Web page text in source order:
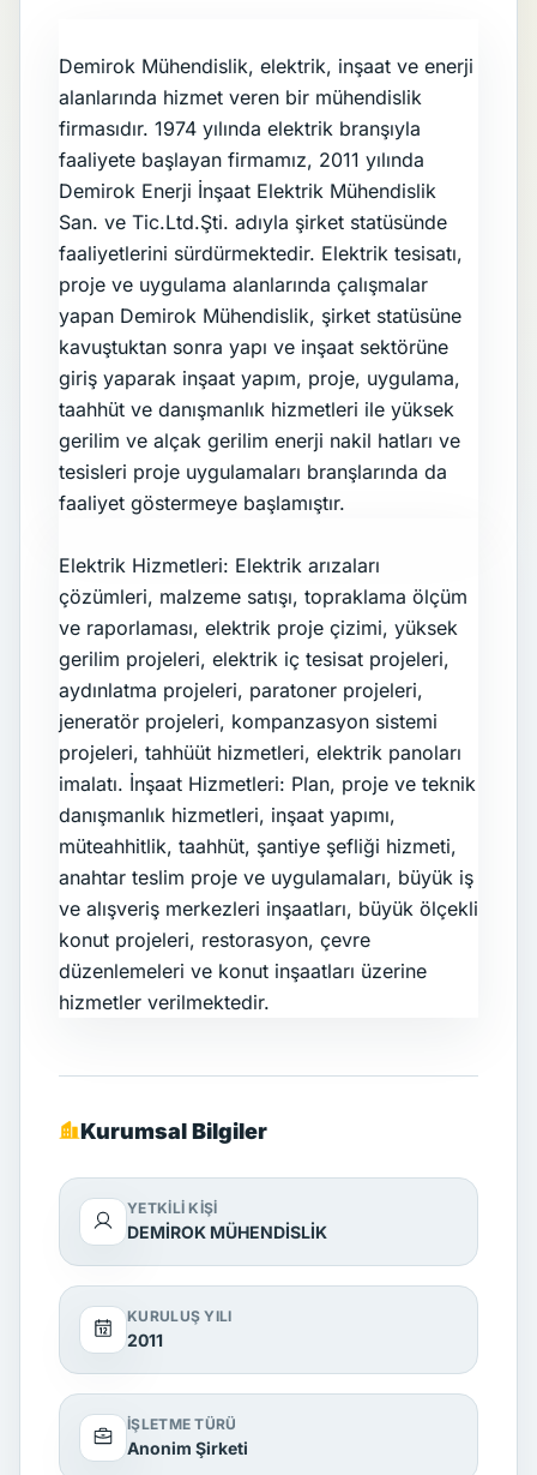
Demirok Mühendislik, elektrik, inşaat ve enerji
alanlarında hizmet veren bir mühendislik
firmasıdır. 1974 yılında elektrik branşıyla
faaliyete başlayan firmamız, 2011 yılında
Demirok Enerji İnşaat Elektrik Mühendislik
San. ve Tic.Ltd.Şti. adıyla şirket statüsünde
faaliyetlerini sürdürmektedir. Elektrik tesisatı,
proje ve uygulama alanlarında çalışmalar
yapan Demirok Mühendislik, şirket statüsüne
kavuştuktan sonra yapı ve inşaat sektörüne
giriş yaparak inşaat yapım, proje, uygulama,
taahhüt ve danışmanlık hizmetleri ile yüksek
gerilim ve alçak gerilim enerji nakil hatları ve
tesisleri proje uygulamaları branşlarında da
faaliyet göstermeye başlamıştır.
Elektrik Hizmetleri: Elektrik arızaları
çözümleri, malzeme satışı, topraklama ölçüm
ve raporlaması, elektrik proje çizimi, yüksek
gerilim projeleri, elektrik iç tesisat projeleri,
aydınlatma projeleri, paratoner projeleri,
jeneratör projeleri, kompanzasyon sistemi
projeleri, tahhüüt hizmetleri, elektrik panoları
imalatı. İnşaat Hizmetleri: Plan, proje ve teknik
danışmanlık hizmetleri, inşaat yapımı,
müteahhitlik, taahhüt, şantiye şefliği hizmeti,
anahtar teslim proje ve uygulamaları, büyük iş
ve alışveriş merkezleri inşaatları, büyük ölçekli
konut projeleri, restorasyon, çevre
düzenlemeleri ve konut inşaatları üzerine
hizmetler verilmektedir.
Kurumsal Bilgiler
YETKILI KIŞI
DEMİROK MÜHENDİSLİK
KURULUŞ YILI
2011
İŞLETME TÜRÜ
Anonim Şirketi